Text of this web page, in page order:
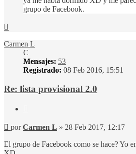
grupo de Facebook.
Carmen L
C
Mensajes: 53
Registrado: 08 Feb 2016, 15:51
Re: lista provisional 2.0
Mensaje
porCarmen L » 28 Feb 2017, 12:17
El grupo de Facebook como se hace? Yo